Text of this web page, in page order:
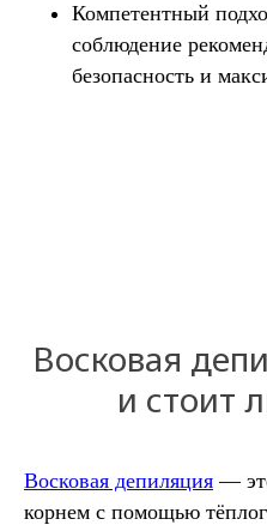
Компетентный
соблюдение
безопасность и
Восковая
и стоит
Восковая депиляция —
корнем с помощью